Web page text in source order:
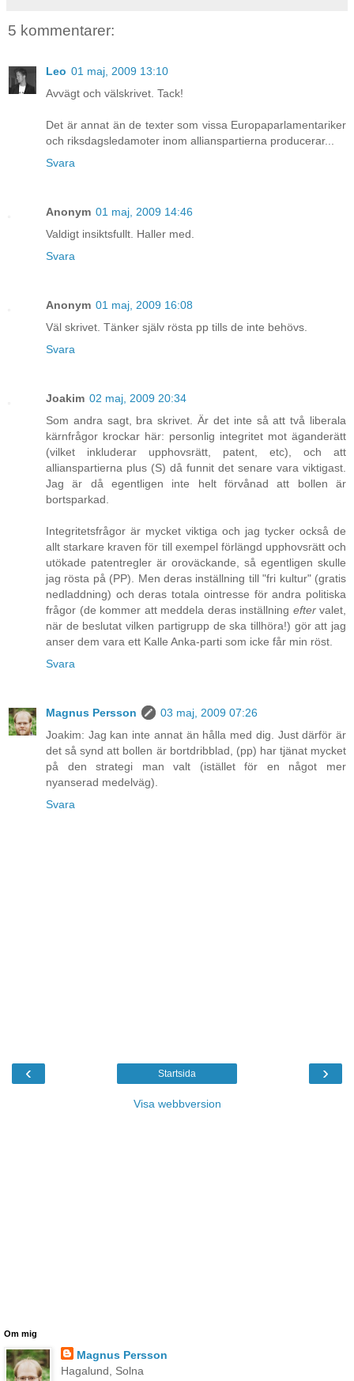
5 kommentarer:
Leo 01 maj, 2009 13:10
Avvägt och välskrivet. Tack!
Det är annat än de texter som vissa Europaparlamentariker
och riksdagsledamoter inom allianspartierna producerar...
Svara
Anonym 01 maj, 2009 14:46
Valdigt insiktsfullt. Haller med.
Svara
Anonym 01 maj, 2009 16:08
Väl skrivet. Tänker själv rösta pp tills de inte behövs.
Svara
Joakim 02 maj, 2009 20:34
Som andra sagt, bra skrivet. Är det inte så att två liberala
kärnfrågor krockar här: personlig integritet mot äganderätt
(vilket inkluderar upphovsrätt, patent, etc), och att
allianspartierna plus (S) då funnit det senare vara viktigast.
Jag är då egentligen inte helt förvånad att bollen är
bortsparkad.
Integritetsfrågor är mycket viktiga och jag tycker också de
allt starkare kraven för till exempel förlängd upphovsrätt och
utökade patentregler är oroväckande, så egentligen skulle
jag rösta på (PP). Men deras inställning till "fri kultur" (gratis
nedladdning) och deras totala ointresse för andra politiska
frågor (de kommer att meddela deras inställning eftervalet,
när de beslutat vilken partigrupp de ska tillhöra!) gör att jag
anser dem vara ett Kalle Anka-parti som icke får min röst.
Svara
Magnus Persson
03 maj, 2009 07:26
Joakim: Jag kan inte annat än hålla med dig. Just därför är
det så synd att bollen är bortdribblad, (pp) har tjänat mycket
på den strategi man valt (istället för en något mer
nyanserad medelväg).
Svara
‹ ›
Startsida
Visa webbversion
Om mig
Magnus Persson
Hagalund, Solna